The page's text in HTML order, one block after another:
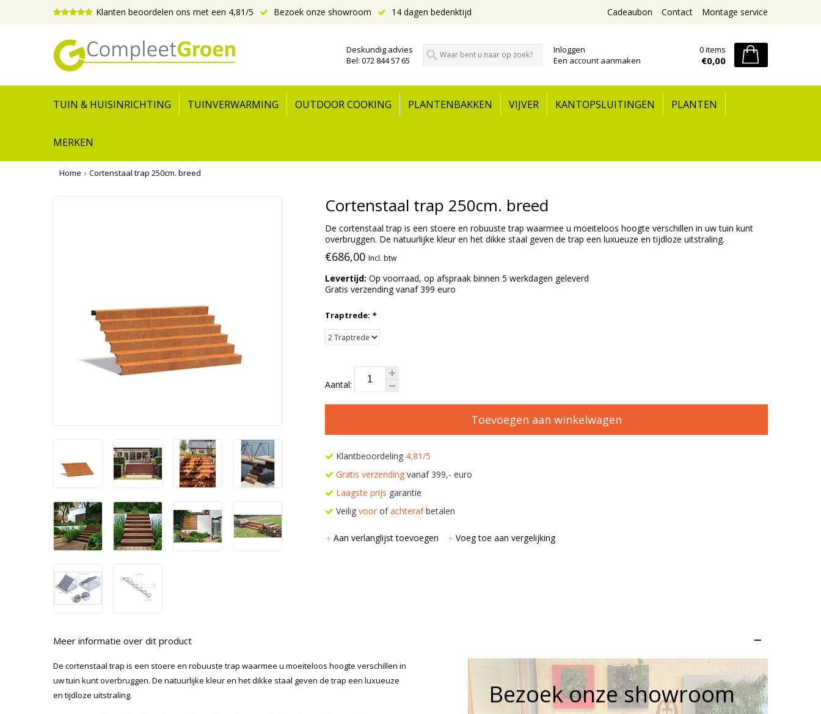
Klanten beoordelen ons met een 4,81/5 Bezoek onze showroom 14 dagen bedenktijd Montage service
Contact
Cadeaubon
Deskundig advies
Bel: 072 844 57 65
Inloggen
Een account aanmaken
0 items
€0,00
TUIN & HUISINRICHTING TUINVERWARMING OUTDOOR COOKING PLANTENBAKKEN VIJVER KANTOPSLUITINGEN PLANTEN
MERKEN
Home Cortenstaal trap 250cm. breed
Cortenstaal trap 250cm. breed
De cortenstaal trap is een stoere en robuuste trap waarmee u moeiteloos hoogte verschillen in uw tuin kunt
overbruggen. De natuurlijke kleur en het dikke staal geven de trap een luxueuze en tijdloze uitstraling.
€686,00 Incl. btw
Levertijd: Op voorraad, op afspraak binnen 5 werkdagen geleverd
Gratis verzending vanaf 399 euro
Traptrede: *
Aantal:
Toevoegen aan winkelwagen
Klantbeoordeling 4,81/5
Gratis verzendingvanaf 399,- euro
Laagste prijs garantie
Veilig voorofachterafbetalen
Aan verlanglijst toevoegen Voeg toe aan vergelijking
Meer informatie over dit product –
De cortenstaal trap is een stoere en robuuste trap waarmee u moeiteloos hoogte verschillen in
uw tuin kunt overbruggen. De natuurlijke kleur en het dikke staal geven de trap een luxueuze
en tijdloze uitstraling.
Bezoek onze showroom